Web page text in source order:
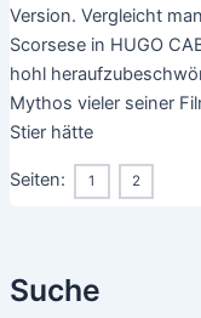
Suche
Version. Vergleicht
Scorsese in HUGO
hohl
Mythos vieler seiner
Stier hätte
Seiten: 1 2